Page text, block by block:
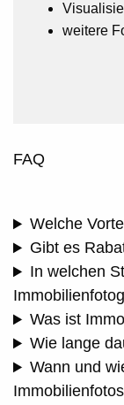
weitere
FAQ
Welche
Gibt es
In welchen
Was ist
Wie lange
Wann und